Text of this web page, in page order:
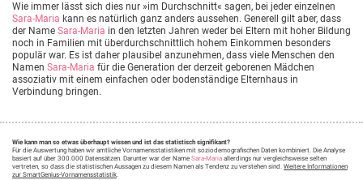
Wie immer lässt sich dies nur »im Durchschnitt« sagen, bei jeder einzelnen
Sara-Maria kann es natürlich ganz anders aussehen. Generell gilt aber, dass
der Name Sara-Maria in den letzten Jahren weder bei Eltern mit hoher Bildung
noch in Familien mit überdurchschnittlich hohem Einkommen besonders
populär war. Es ist daher plausibel anzunehmen, dass viele Menschen den
Namen Sara-Maria für die Generation der derzeit geborenen Mädchen
assoziativ mit einem einfachen oder bodenständige Elternhaus in
Verbindung bringen.
Wie kann man so etwas überhaupt wissen und ist das statistisch signifikant?
Für die Auswertung haben wir amtliche Vornamensstatistiken mit soziodemografischen Daten kombiniert. Die Analyse
basiert auf über 300.000 Datensätzen. Darunter war der Name Sara-Maria allerdings nur vergleichsweise selten
vertreten, so dass die statistischen Aussagen zu diesem Namen als Tendenz zu verstehen sind. Weitere Informationen
zur SmartGenius-Vornamensstatistik.